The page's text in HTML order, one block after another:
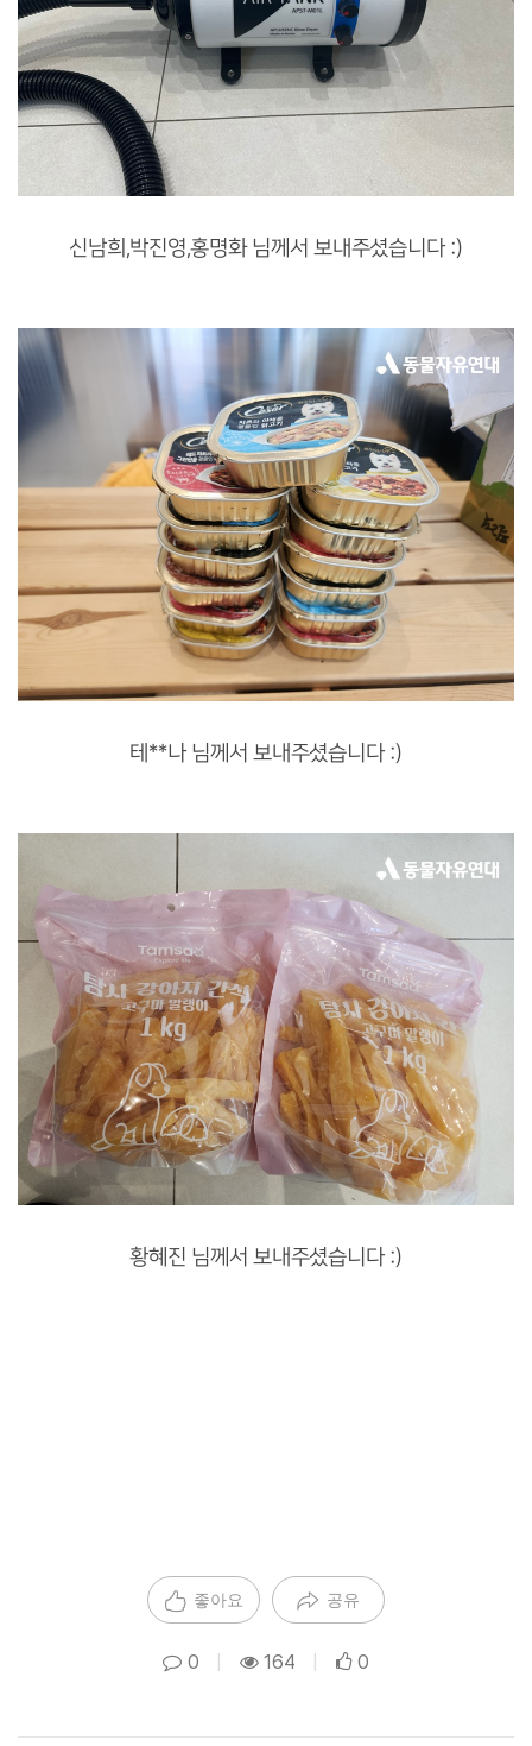
신남희,박진영,홍명화 님께서 보내주셨습니다 :)
테**나 님께서 보내주셨습니다 :)
황혜진 님께서 보내주셨습니다 :)
좋아요 공유
0 164 0